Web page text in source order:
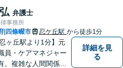
弁護士
事務所
四條畷市 忍ケ丘駅 から徒歩1分
忍ヶ丘駅より1分】元
員・ケアマネジャー
。複雑な人間関係が
詳細を見
る